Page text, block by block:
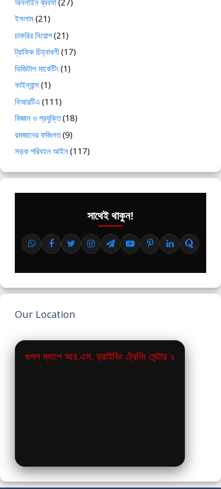
ইসলাম(21)
চাকরির নিয়োগ(21)
ট্রাফিক চিহ্নাবলী(17)
ডিজিটাল মার্কেটিং(1)
ফাইন্যান্স(1)
বিআরটিএ (111)
বিজ্ঞান ও প্রযুক্তি(18)
রমজানের ফজিলত(9)
সড়ক পরিবহন আইন(117)
সাথেই থাকুন!
Our Location
গুগল ম্যাপে আর.এস. ড্রাইভিং ট্রেনিং সেন্টার ২